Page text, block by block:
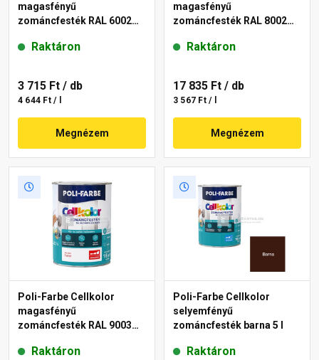
magasfényű
zománcfesték RAL 6002
Raktáron
3 715 Ft / db
4 644 Ft / l
Megnézem
magasfényű
zománcfesték RAL 8002
Raktáron
17 835 Ft / db
3 567 Ft / l
Megnézem
Poli-Farbe Cellkolor
magasfényű
zománcfesték RAL 9003
Raktáron
Poli-Farbe Cellkolor
selyemfényű
zománcfesték barna 5 l
Raktáron